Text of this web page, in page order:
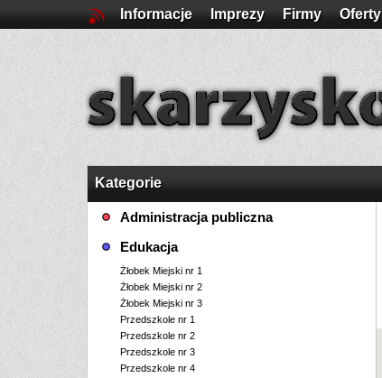
Informacje Imprezy Firmy Oferty
Kategorie
Administracja publiczna
Edukacja
Żłobek Miejski nr 1
Żłobek Miejski nr 2
Żłobek Miejski nr 3
Przedszkole nr 1
Przedszkole nr 2
Przedszkole nr 3
Przedszkole nr 4